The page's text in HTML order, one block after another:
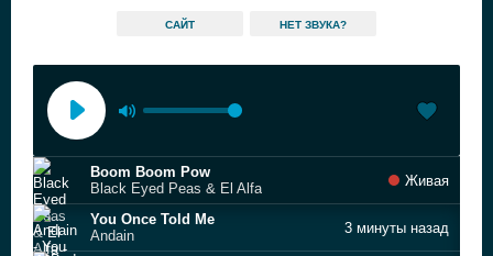
САЙТ HЕТ ЗВУКА?
Boom Boom Pow
Black Eyed Peas & El Alfa
Живая
You Once Told Me
Andain
3 минуты назад